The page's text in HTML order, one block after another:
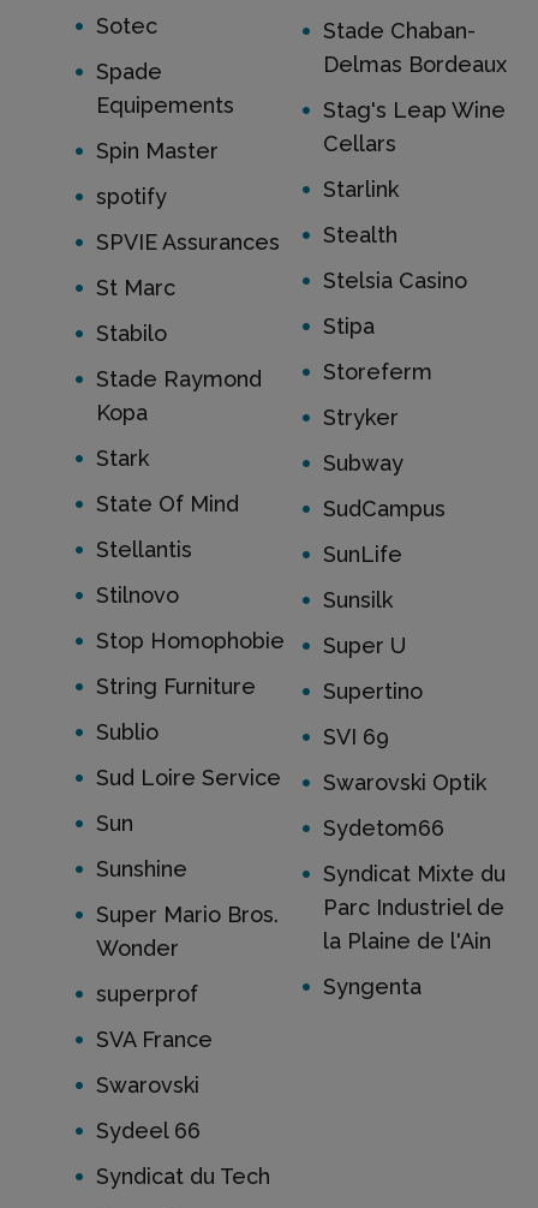
Sotec
Spade
Equipements
Spin Master
spotify
SPVIE Assurances
St Marc
Stabilo
Stade Raymond
Kopa
Stark
State Of Mind
Stellantis
Stilnovo
Stop Homophobie
String Furniture
Sublio
Sud Loire Service
Sun
Sunshine
Super Mario Bros.
Wonder
superprof
SVA France
Swarovski
Sydeel 66
Syndicat du Tech
Stade Chaban-
Delmas Bordeaux
Stag's Leap Wine
Cellars
Starlink
Stealth
Stelsia Casino
Stipa
Storeferm
Stryker
Subway
SudCampus
SunLife
Sunsilk
Super U
Supertino
SVI 69
Swarovski Optik
Sydetom66
Syndicat Mixte du
Parc Industriel de
la Plaine de l'Ain
Syngenta